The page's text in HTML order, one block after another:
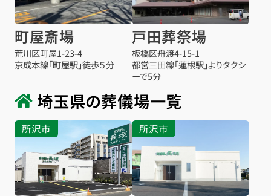
町屋斎場
荒川区町屋1-23-4
京成本線「町屋駅」徒歩５分
戸田葬祭場
板橋区舟渡4-15-1
都営三田線「蓮根駅」よりタクシ
ーで5分
埼玉県の葬儀場一覧
所沢市 所沢市